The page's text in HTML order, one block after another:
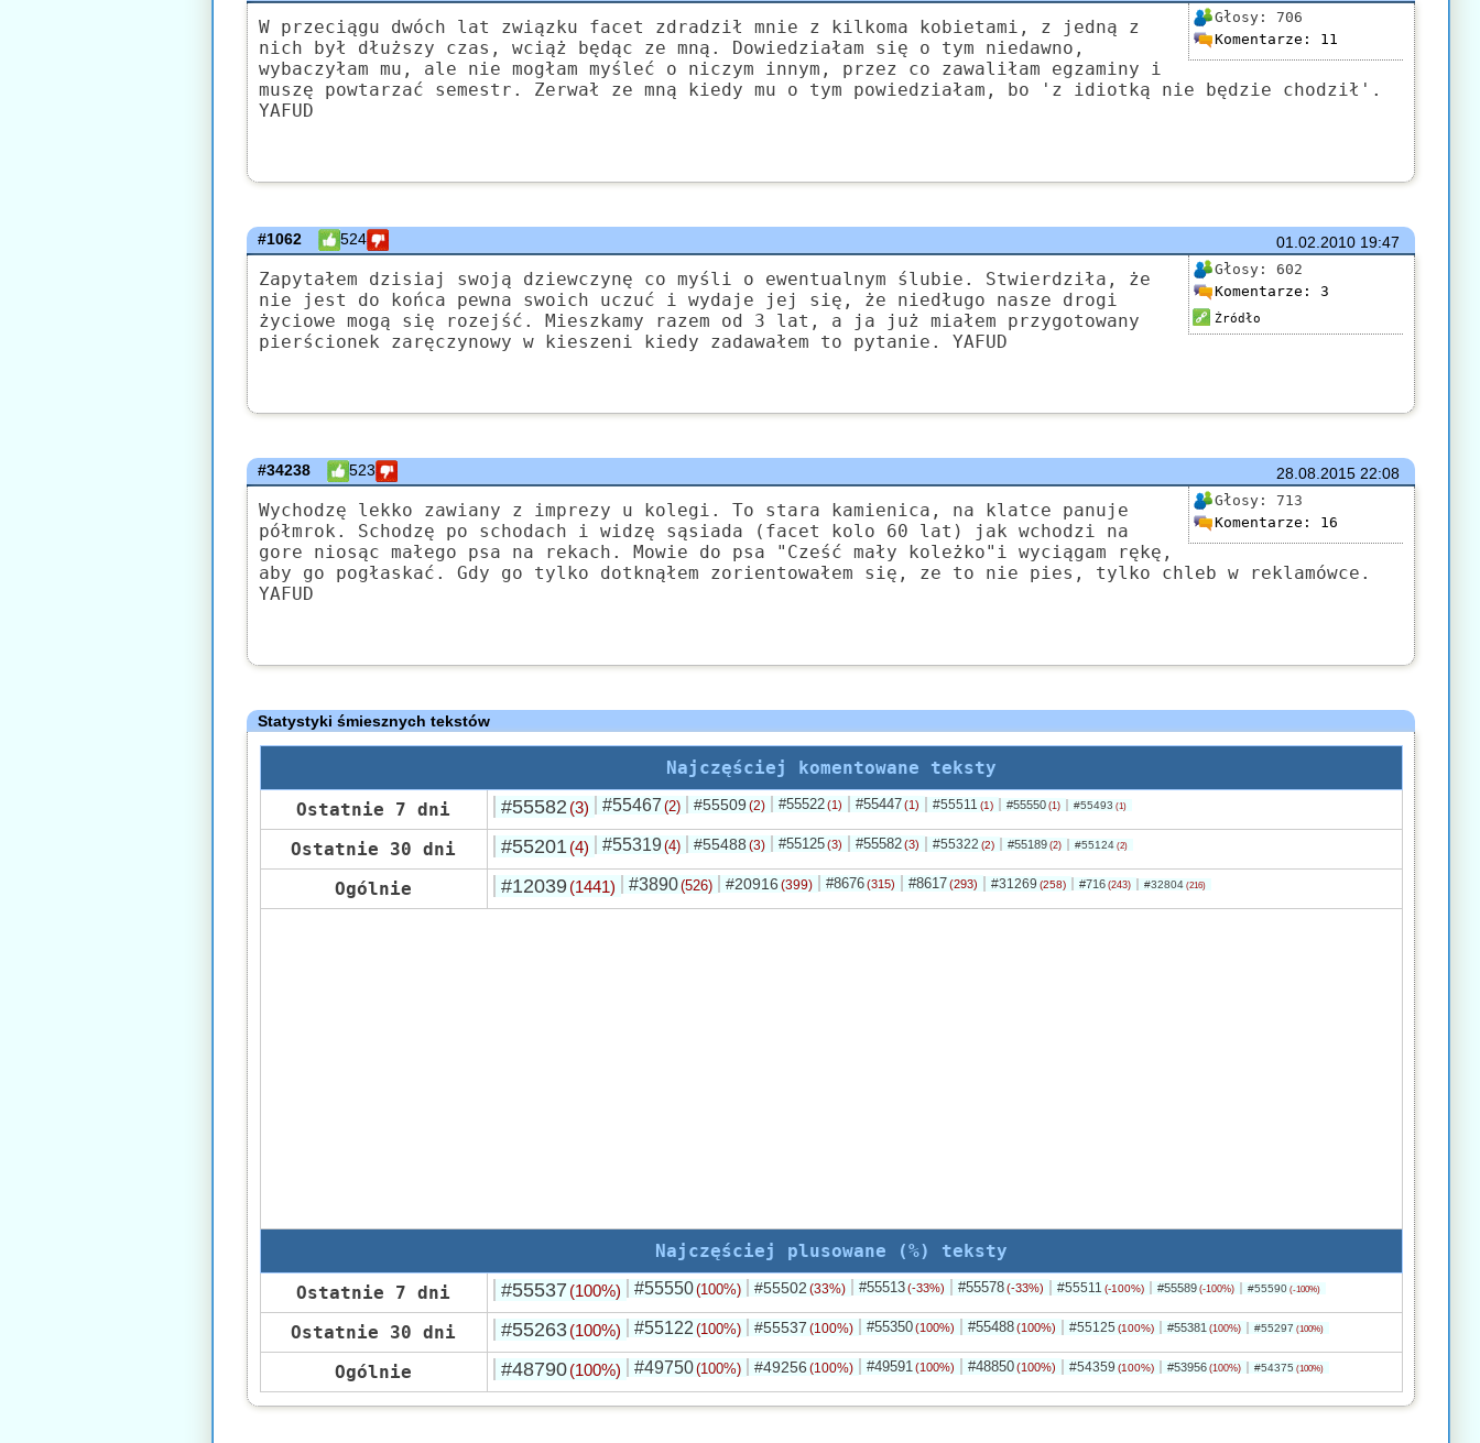
Głosy: 706
Komentarze: 11
W przeciągu dwóch lat związku facet zdradził mnie z kilkoma kobietami, z jedną z
nich był dłuższy czas, wciąż będąc ze mną. Dowiedziałam się o tym niedawno,
wybaczyłam mu, ale nie mogłam myśleć o niczym innym, przez co zawaliłam egzaminy i
muszę powtarzać semestr. Zerwał ze mną kiedy mu o tym powiedziałam, bo 'z idiotką nie będzie chodził'.
YAFUD
01.02.201019:47
#1062 524
Głosy: 602
Komentarze: 3
Źródło
Zapytałem dzisiaj swoją dziewczynę co myśli o ewentualnym ślubie. Stwierdziła, że
nie jest do końca pewna swoich uczuć i wydaje jej się, że niedługo nasze drogi
życiowe mogą się rozejść. Mieszkamy razem od 3 lat, a ja już miałem przygotowany
pierścionek zaręczynowy w kieszeni kiedy zadawałem to pytanie. YAFUD
28.08.201522:08
#34238 523
Głosy: 713
Komentarze: 16
Wychodzę lekko zawiany z imprezy u kolegi. To stara kamienica, na klatce panuje
półmrok. Schodzę po schodach i widzę sąsiada (facet kolo 60 lat) jak wchodzi na
gore niosąc małego psa na rekach. Mowie do psa "Cześć mały koleżko"i wyciągam rękę,
aby go pogłaskać. Gdy go tylko dotknąłem zorientowałem się, ze to nie pies, tylko chleb w reklamówce.
YAFUD
Statystyki śmiesznych tekstów
Najczęściej komentowane teksty
Ostatnie 7 dni
#55582 (3) #55467 (2) #55509 (2) #55522 (1) #55447 (1) #55511 (1) #55550 (1) #55493 (1)
Ostatnie 30 dni #55201 (4) #55319(4) #55488 (3) #55125 (3) #55582 (3) #55322 (2) #55189 (2) #55124 (2)
Ogólnie #12039 (1441) #3890(526) #20916 (399) #8676 (315) #8617 (293) #31269 (258) #716 (243) #32804 (216)
Najczęściej plusowane (%) teksty
Ostatnie 7 dni
#55537 (100%) #55550(100%) #55502 (33%) #55513 (-33%) #55578 (-33%) #55511 (-100%) #55589 (-100%) #55590 (-100%)
Ostatnie 30 dni #55263 (100%) #55122 (100%) #55537 (100%) #55350 (100%) #55488 (100%) #55125 (100%) #55381 (100%) #55297 (100%)
Ogólnie #48790 (100%) #49750(100%) #49256 (100%) #49591 (100%) #48850 (100%) #54359 (100%) #53956 (100%) #54375 (100%)